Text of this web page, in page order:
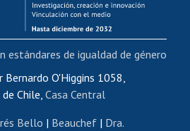
de capacitación
del personal
movilidad interna
de renta
de renta honorarios
Bernardo O'Higgins 1058,
Chile, Casa Central
Bello | Beauchef| Dra.
estándares de igualdad de género